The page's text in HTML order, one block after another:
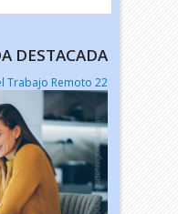
DESTACADA
22 Datos Sorpendentes Sobre el Trabajo Remoto